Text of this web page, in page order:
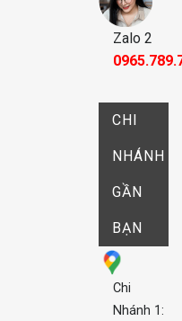
Zalo 2
CHI
NHÁNH
GẦN
BẠN
Chi
Nhánh 1: